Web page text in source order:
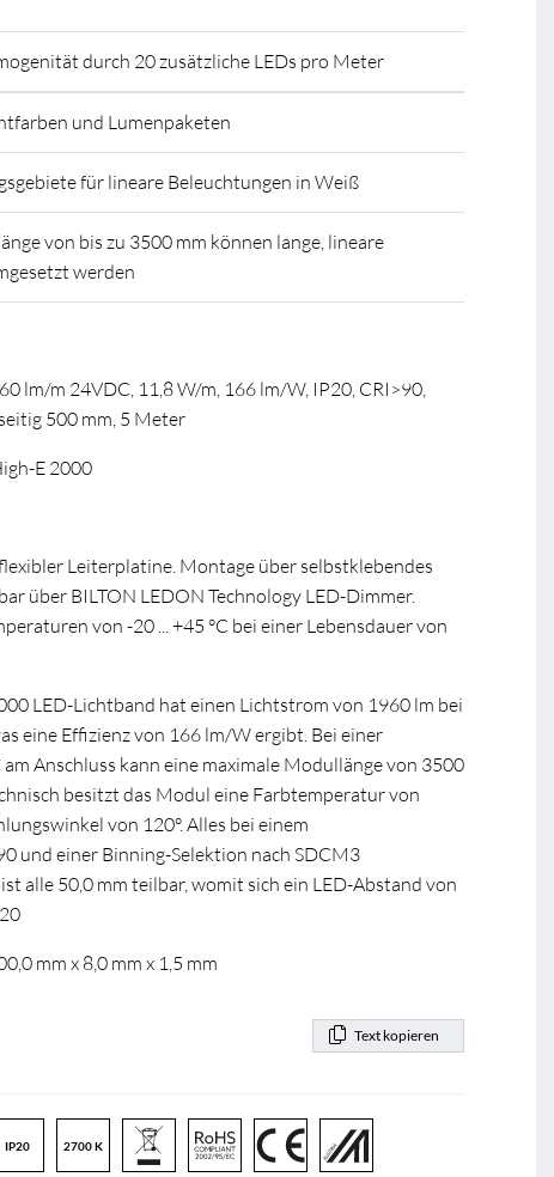
durch 20 zusätzliche LEDs pro Meter
und Lumenpaketen
für lineare Beleuchtungen in Weiß
von bis zu 3500 mm können lange, lineare
werden
lm/m 24VDC, 11,8 W/m, 166 lm/W, IP20, CRI>90,
500 mm, 5 Meter
E 2000
Leiterplatine. Montage über selbstklebendes
über BILTON LEDON Technology LED-Dimmer.
von -20 ... +45 °C bei einer Lebensdauer von
LED-Lichtband hat einen Lichtstrom von 1960 lm bei
eine Effizienz von 166 lm/W ergibt. Bei einer
Anschluss kann eine maximale Modullänge von 3500
besitzt das Modul eine Farbtemperatur von
von 120°. Alles bei einem
und einer Binning-Selektion nach SDCM3
alle 50,0 mm teilbar, womit sich ein LED-Abstand von
mm x 8,0 mm x 1,5 mm
Text kopieren
IP20 2700 K